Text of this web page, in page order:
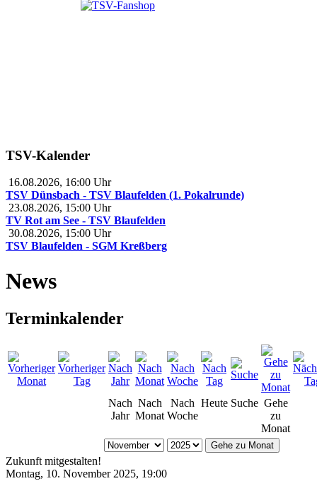
TSV-Kalender
16.08.2026, 16:00 Uhr
TSV Dünsbach - TSV Blaufelden (1. Pokalrunde)
23.08.2026, 15:00 Uhr
TV Rot am See - TSV Blaufelden
30.08.2026, 15:00 Uhr
TSV Blaufelden - SGM Kreßberg
News
Terminkalender
Nach
Jahr
Nach
Monat
Nach
Woche
Heute Suche Gehe
zu
Monat
Gehe zu Monat
Zukunft mitgestalten!
Montag, 10. November 2025, 19:00